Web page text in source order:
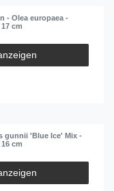
- Olea europaea -
cm
gunnii 'Blue Ice' Mix -
cm